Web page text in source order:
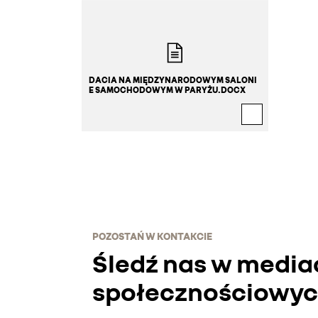
DACIA NA MIĘDZYNARODOWYM SALONI
E SAMOCHODOWYM W PARYŻU.DOCX
POZOSTAŃ W KONTAKCIE
Śledź nas w